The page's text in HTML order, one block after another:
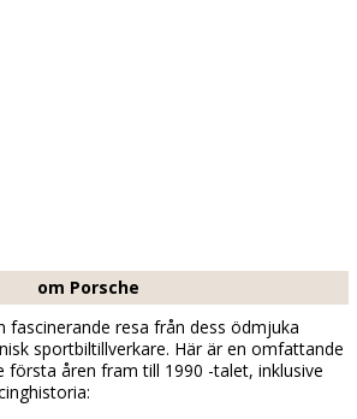
om Porsche
fascinerande resa från dess ödmjuka
sportbiltillverkare. Här är en omfattande
första åren fram till 1990 -talet, inklusive